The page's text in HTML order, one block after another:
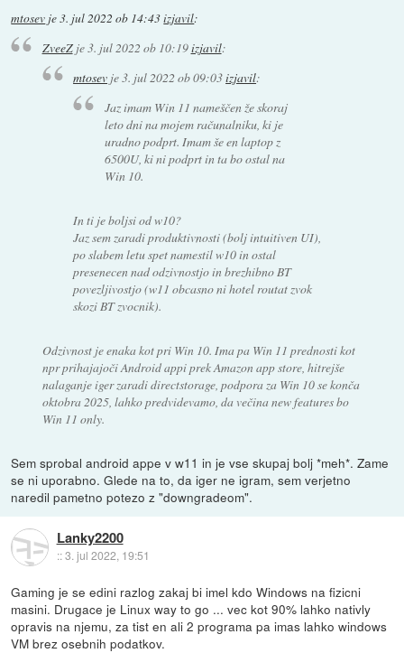
mtosev je3. jul 2022 ob 14:43izjavil:
ZveeZje3. jul 2022 ob 10:19izjavil:
mtosev je3. jul 2022 ob 09:03izjavil:
Jaz imam Win 11 nameščen že skoraj
leto dni na mojem računalniku, ki je
uradno podprt. Imam še en laptop z
6500U, ki ni podprt in ta bo ostal na
Win 10.
In ti je boljsi od w10?
Jaz sem zaradi produktivnosti (bolj intuitiven UI),
po slabem letu spet namestil w10 in ostal
presenecen nad odzivnostjo in brezhibno BT
povezljivostjo (w11 obcasno ni hotel routat zvok
skozi BT zvocnik).
Odzivnost je enaka kot pri Win 10. Ima pa Win 11 prednosti kot
npr prihajajoči Android appi prek Amazon app store, hitrejše
nalaganje iger zaradi directstorage, podpora za Win 10 se konča
oktobra 2025, lahko predvidevamo, da večina new features bo
Win 11 only.
Sem sprobal android appe v w11 in je vse skupaj bolj *meh*. Zame
se ni uporabno. Glede na to, da iger ne igram, sem verjetno
naredil pametno potezo z "downgradeom".
Lanky2200
::3. jul 2022, 19:51
Gaming je se edini razlog zakaj bi imel kdo Windows na fizicni
masini. Drugace je Linux way to go ... vec kot 90% lahko nativly
opravis na njemu, za tist en ali 2 programa pa imas lahko windows
VM brez osebnih podatkov.